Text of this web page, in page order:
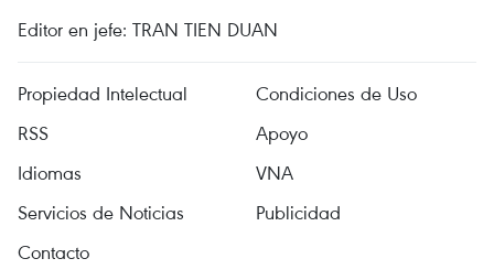
Editor en jefe: TRAN TIEN DUAN
Propiedad Intelectual
Condiciones de Uso
RSS
Apoyo
Idiomas
VNA
Servicios de Noticias
Publicidad
Contacto